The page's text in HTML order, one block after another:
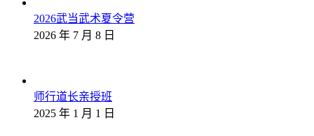
2026武当武术夏令营
2026 年 7 月 8 日
师行道长亲授班
2025 年 1 月 1 日